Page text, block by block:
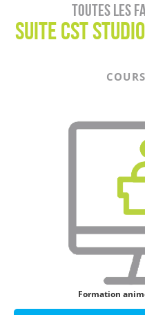
Toutes les
Suite CST
Formation